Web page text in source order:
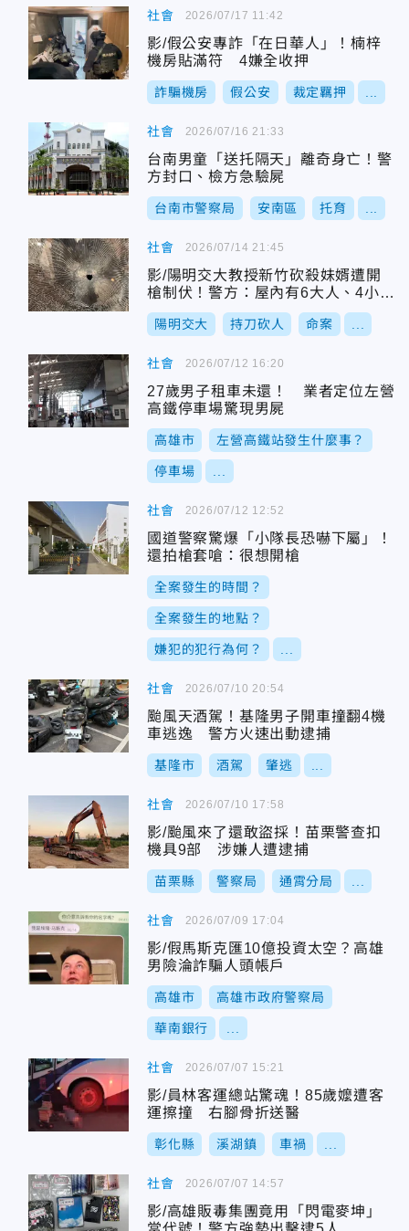
社會
影/假公安專詐「在日華人」！楠梓
機房貼滿符 4嫌全收押
詐騙機房 假公安 裁定羈押
2026/07/17 11:42
社會
台南男童「送托隔天」離奇身亡！警
方封口、檢方急驗屍
台南市警察局 安南區 托育
2026/07/16 21:33
社會
影/陽明交大教授新竹砍殺妹婿遭開
槍制伏！警方：屋內有6大人、4小孩
受困
陽明交大 持刀砍人 命案
2026/07/14 21:45
社會
27歲男子租車未還！ 業者定位左營
高鐵停車場驚現男屍
高雄市 左營高鐵站發生什麼事？
停車場
2026/07/12 16:20
社會
國道警察驚爆「小隊長恐嚇下屬」！
還拍槍套嗆：很想開槍
全案發生的時間？
全案發生的地點？
嫌犯的犯行為何？
2026/07/12 12:52
社會
颱風天酒駕！基隆男子開車撞翻4機
車逃逸 警方火速出動逮捕
基隆市 酒駕 肇逃
2026/07/10 20:54
社會
影/颱風來了還敢盜採！苗栗警查扣
機具9部 涉嫌人遭逮捕
苗栗縣 警察局 通霄分局
2026/07/10 17:58
社會
影/假馬斯克匯10億投資太空？高雄
男險淪詐騙人頭帳戶
高雄市 高雄市政府警察局
華南銀行
2026/07/09 17:04
社會
影/員林客運總站驚魂！85歲嬤遭客
運擦撞 右腳骨折送醫
彰化縣 溪湖鎮 車禍
2026/07/07 15:21
社會
影/高雄販毒集團竟用「閃電麥坤」
2026/07/07 14:57